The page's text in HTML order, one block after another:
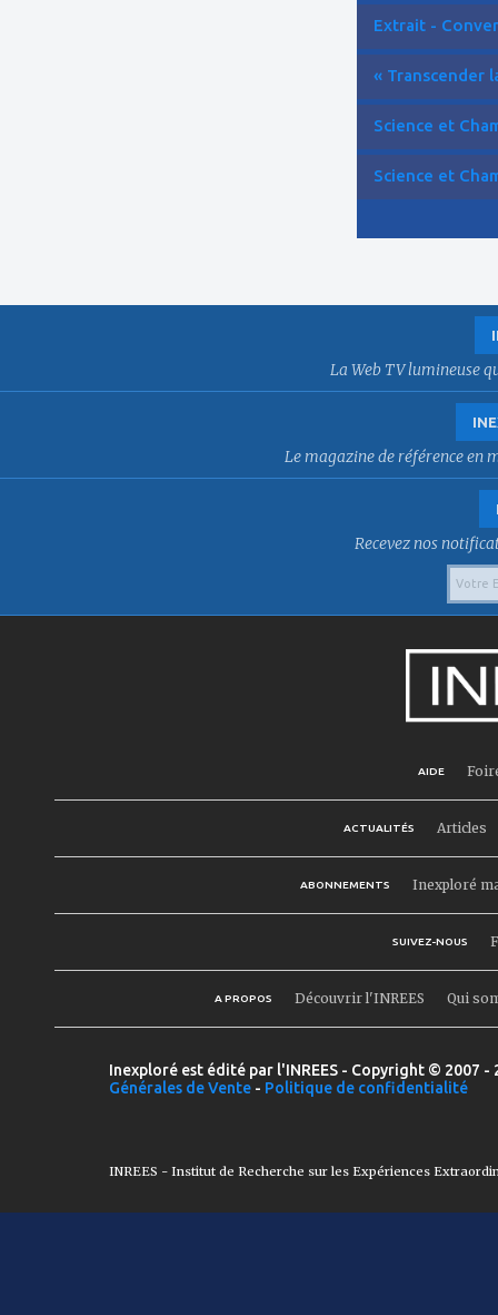
Extrait -
« Transcender
Science et
Science et
La Web TV lumineuse
Le magazine de référence en
Recevez nos
AIDE
ACTUALITÉS Articles
ABONNEMENTS Inexploré
SUIVEZ-NOUS
A PROPOS Découvrir l'INREES Qui
Inexploré est édité par l'INREES - Copyright © 2007
Générales de Vente - Politique de confidentialité
INREES - Institut de Recherche sur les Expériences